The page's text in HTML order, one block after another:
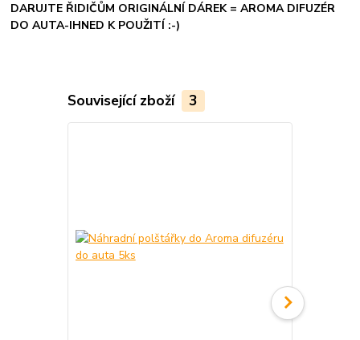
DARUJTE ŘIDIČŮM ORIGINÁLNÍ DÁREK = AROMA DIFUZÉR
DO AUTA-IHNED K POUŽITÍ :-)
Související zboží 3